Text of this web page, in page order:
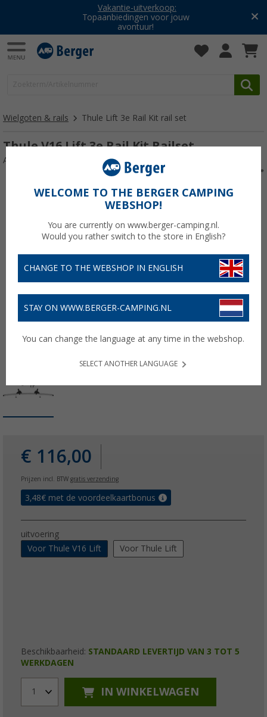
Vakantie-uitverkoop:
Topaanbiedingen voor jouw
avontuur!
Wielgoten & rails Thule Lift 3e Rail Kit rail set
Thule V16 Lift 3e Rail Kit Railset
Artikelnr: 410929
€ 116,00
Prijzen incl. BTW gratis verzending
3,48€ met de voordeelkaartbonus
uitvoering
Voor Thule V16 Lift
Voor Thule Lift
Beschikbaarheid: STANDAARD LEVERTIJD VAN 3 TOT 5
WERKDAGEN
1 IN WINKELWAGEN
WELCOME TO THE BERGER CAMPING
WEBSHOP!
You are currently on www.berger-camping.nl.
Would you rather switch to the store in English?
CHANGE TO THE WEBSHOP IN ENGLISH
STAY ON WWW.BERGER-CAMPING.NL
You can change the language at any time in the webshop.
SELECT ANOTHER LANGUAGE